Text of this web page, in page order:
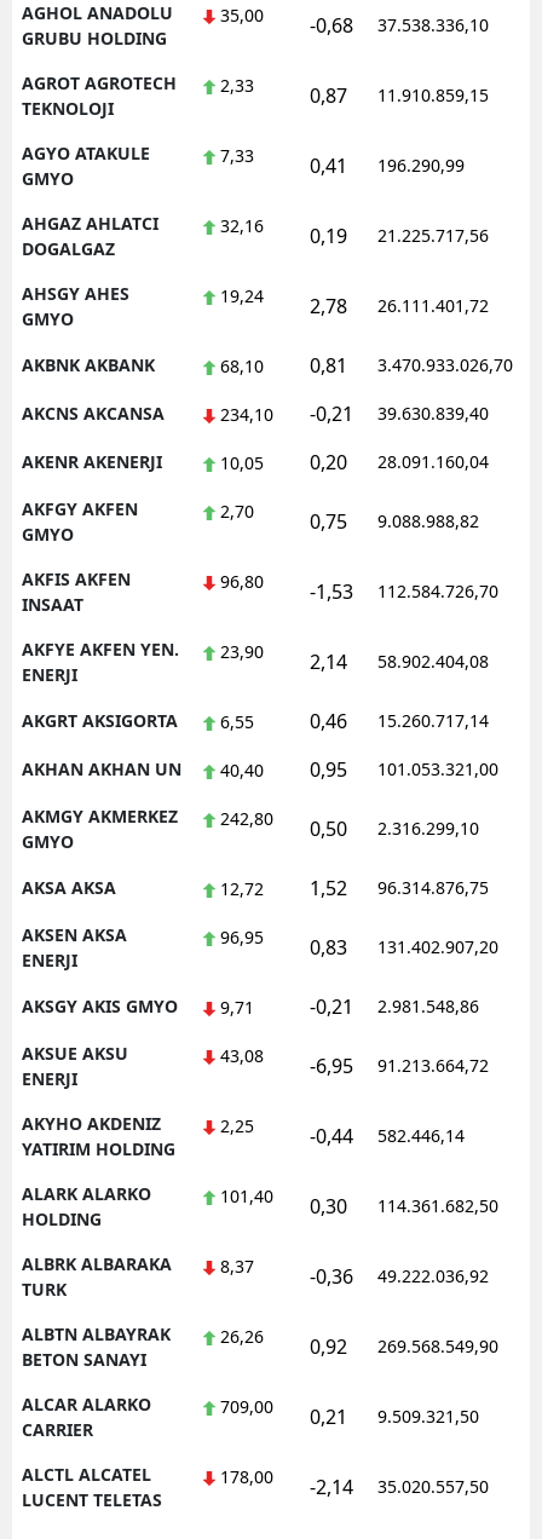
AGHOL ANADOLU
GRUBU HOLDING
35,00 -0,68 37.538.336,10
AGROT AGROTECH
TEKNOLOJI
2,33 0,87 11.910.859,15
AGYO ATAKULE
GMYO
7,33 0,41 196.290,99
AHGAZ AHLATCI
DOGALGAZ
32,16 0,19 21.225.717,56
AHSGY AHES
GMYO
19,24 2,78 26.111.401,72
AKBNK AKBANK 68,10 0,81 3.470.933.026,70
AKCNS AKCANSA 234,10 -0,21 39.630.839,40
AKENR AKENERJI 10,05 0,20 28.091.160,04
AKFGY AKFEN
GMYO
2,70 0,75 9.088.988,82
AKFIS AKFEN
INSAAT
96,80 -1,53 112.584.726,70
AKFYE AKFEN YEN.
ENERJI
23,90 2,14 58.902.404,08
AKGRT AKSIGORTA 6,55 0,46 15.260.717,14
AKHAN AKHAN UN 40,40 0,95 101.053.321,00
AKMGY AKMERKEZ
GMYO
242,80 0,50 2.316.299,10
AKSA AKSA 12,72 1,52 96.314.876,75
AKSEN AKSA
ENERJI
96,95 0,83 131.402.907,20
AKSGY AKIS GMYO 9,71 -0,21 2.981.548,86
AKSUE AKSU
ENERJI
43,08 -6,95 91.213.664,72
AKYHO AKDENIZ
YATIRIM HOLDING
2,25 -0,44 582.446,14
ALARK ALARKO
HOLDING
101,40 0,30 114.361.682,50
ALBRK ALBARAKA
TURK
8,37 -0,36 49.222.036,92
ALBTN ALBAYRAK
BETON SANAYI
26,26 0,92 269.568.549,90
ALCAR ALARKO
CARRIER
709,00 0,21 9.509.321,50
ALCTL ALCATEL
LUCENT TELETAS
178,00 -2,14 35.020.557,50